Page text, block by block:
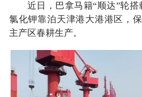
近日，巴拿马籍“顺达”轮搭
氯化钾靠泊天津港大港港区，
主产区春耕生产。